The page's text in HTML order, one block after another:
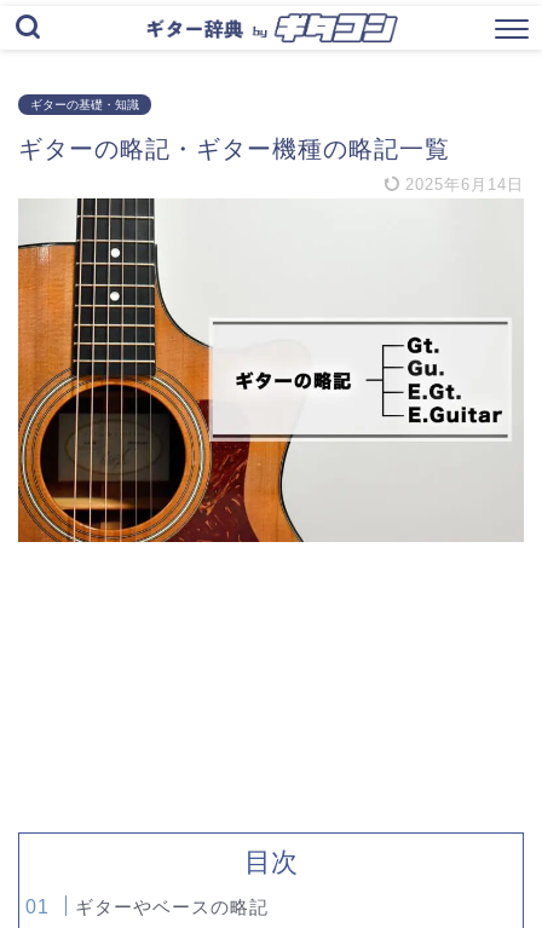
ギターの基礎・知識
ギターの略記・ギター機種の略記一覧
2025年6月14日
目次
ギターやベースの略記